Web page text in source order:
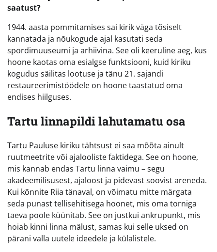
saatust?
1944. aasta pommitamises sai kirik väga tõsiselt
kannatada ja nõukogude ajal kasutati seda
spordimuuseumi ja arhiivina. See oli keeruline aeg, kus
hoone kaotas oma esialgse funktsiooni, kuid kiriku
kogudus säilitas lootuse ja tänu 21. sajandi
restaureerimistöödele on hoone taastatud oma
endises hiilguses.
Tartu linnapildi lahutamatu osa
Tartu Pauluse kiriku tähtsust ei saa mõõta ainult
ruutmeetrite või ajalooliste faktidega. See on hoone,
mis kannab endas Tartu linna vaimu – segu
akadeemilisusest, ajaloost ja pidevast soovist areneda.
Kui kõnnite Riia tänaval, on võimatu mitte märgata
seda punast tellisehitisega hoonet, mis oma torniga
taeva poole küünitab. See on justkui ankrupunkt, mis
hoiab kinni linna mälust, samas kui selle uksed on
pärani valla uutele ideedele ja külalistele.